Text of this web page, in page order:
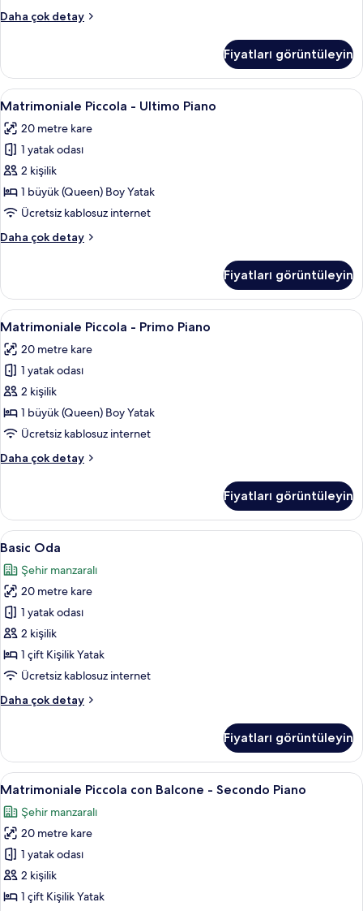
Daha çok detay
Matrimoniale
hakkında
daha
fazla
Fiyatları görüntüleyin
Matrimoniale
Piccola
-
Ultimo
Piano
için
tüm
görün
6
Matrimoniale Piccola - Ultimo Piano
20 metre kare
1 yatak odası
2 kişilik
1 büyük (Queen) Boy Yatak
Ücretsiz kablosuz internet
Daha çok detay
Matrimoniale
Piano
hakkında
daha
detay
Fiyatları görüntüleyin
Matrimoniale
Piccola
-
Primo
Piano
için
tüm
görün
Matrimoniale Piccola - Primo Piano |
5
Matrimoniale Piccola - Primo Piano
20 metre kare
1 yatak odası
2 kişilik
1 büyük (Queen) Boy Yatak
Ücretsiz kablosuz internet
Daha çok detay
Matrimoniale
Piano
hakkında
daha
detay
Fiyatları görüntüleyin
Basic
Oda
için
tüm
fotoğrafları
görün
Basic Oda | Ücretsiz minibar, odada
6
Basic Oda
Şehir manzaralı
20 metre kare
1 yatak odası
2 kişilik
1 çift Kişilik Yatak
Ücretsiz kablosuz internet
Daha çok detay
Basic
fazla
detay
Fiyatları görüntüleyin
Matrimoniale
Piccola
con
Balcone
-
Secondo
Piano
Matrimoniale Piccola con Balcone -
5
Matrimoniale Piccola con Balcone - Secondo Piano
Şehir manzaralı
20 metre kare
1 yatak odası
2 kişilik
1 çift Kişilik Yatak